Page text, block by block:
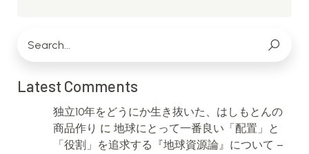
Latest Comments
独立10年をどうにか生き抜いた、はしもとんの
商品作り に 地球にとって一番良い「配置」と
「役割」を追求する『地球資源論』について –